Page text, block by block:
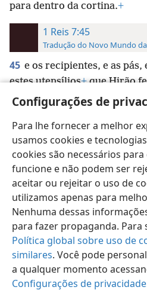
Configurações de
Para lhe fornecer a melhor
usamos cookies e
cookies são necessários
funcione e não podem ser
aceitar ou rejeitar o uso de
utilizamos apenas para
Nenhuma dessas
para fazer propaganda. Para
Política global sobre uso de
similares. Você pode
a qualquer momento
Configurações de privacidade
para dentro da cortina.+
1 Reis 7:45
Tradução do Novo Mundo
45 e os recipientes, e as pás,
estes utensílios+que Hirão
o Rei Salomão, para a casa
Português (Brasil)
Copyright © 2026 Watch Tower Bible
Termos de Uso
Configurações de Privacidade